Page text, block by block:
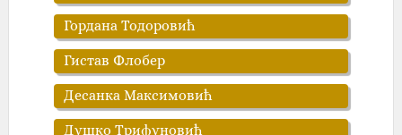
Гордана Тодоровић
Гистав Флобер
Десанка Максимовић
Душко Трифуновић